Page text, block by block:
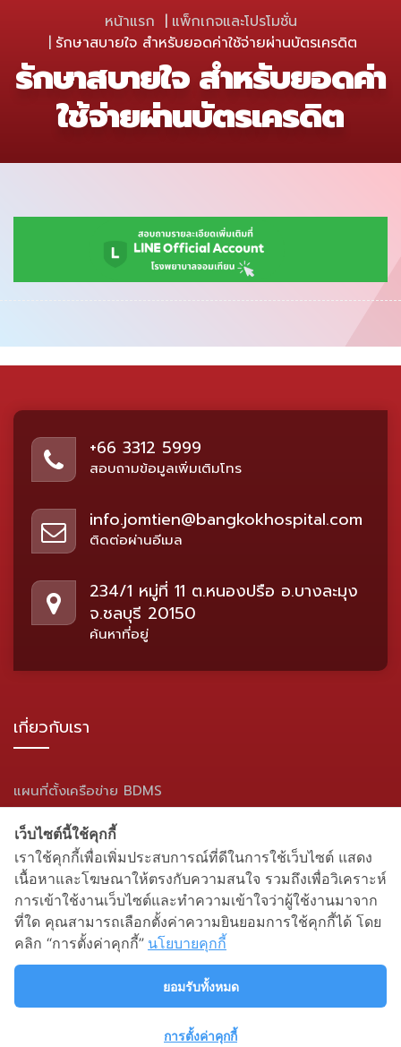
หน้าแรก
แพ็กเกจและโปรโมชั่น
รักษาสบายใจ สำหรับยอดค่าใช้จ่ายผ่านบัตรเครดิต
รักษาสบายใจ สำหรับยอดค่า
ใช้จ่ายผ่านบัตรเครดิต
+66 3312 5999
สอบถามข้อมูลเพิ่มเติมโทร
info.jomtien@bangkokhospital.com
ติดต่อผ่านอีเมล
234/1 หมู่ที่ 11 ต.หนองปรือ อ.บางละมุง
จ.ชลบุรี 20150
ค้นหาที่อยู่
เกี่ยวกับเรา
แผนที่ตั้งเครือข่าย BDMS
แผนผังเว็บไซต์
สื่อสังคมออนไลน์
นโยบายความเป็นส่วนตัว| สงวนลิขสิทธิ์ พ.ศ.2564 โดยโรง
เว็บไซต์นี้ใช้คุกกี้
เราใช้คุกกี้เพื่อเพิ่มประสบการณ์ที่ดีในการใช้เว็บไซต์ แสดง
เนื้อหาและโฆษณาให้ตรงกับความสนใจ รวมถึงเพื่อวิเคราะห์
การเข้าใช้งานเว็บไซต์และทำความเข้าใจว่าผู้ใช้งานมาจาก
ที่ใด คุณสามารถเลือกตั้งค่าความยินยอมการใช้คุกกี้ได้ โดย
คลิก “การตั้งค่าคุกกี้” นโยบายคุกกี้
ยอมรับทั้งหมด
การตั้งค่าคุกกี้